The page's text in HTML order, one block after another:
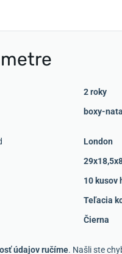
2 roky
boxy-
London
10 kusov
Teľacia
Čierna
údajov ručíme. Našli ste